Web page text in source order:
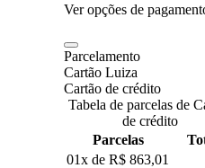
Ver opções de
Parcelamento
Cartão Luiza
Cartão de crédito
Tabela de parcelas de
de crédito
Parcelas
01x de R$ 863,01